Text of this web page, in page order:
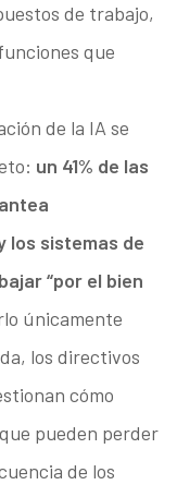
de trabajo,
que
de la IA se
un 41% de las
los sistemas de
“por el bien
únicamente
los directivos
cómo
pueden perder
de los